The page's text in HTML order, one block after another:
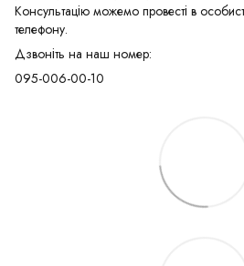
Консультацію можемо провесті в
телефону.
Дзвоніть на наш номер:
095-006-00-10